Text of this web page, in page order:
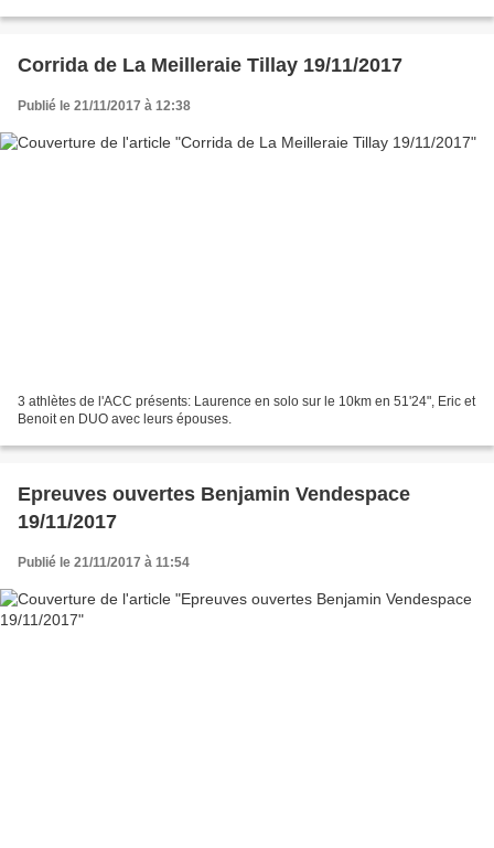
Corrida de La Meilleraie Tillay 19/11/2017
Publié le 21/11/2017 à 12:38
3 athlètes de l'ACC présents: Laurence en solo sur le 10km en 51'24", Eric et
Benoit en DUO avec leurs épouses.
Epreuves ouvertes Benjamin Vendespace
19/11/2017
Publié le 21/11/2017 à 11:54